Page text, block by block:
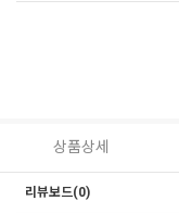
상품상세
리뷰보드(0)